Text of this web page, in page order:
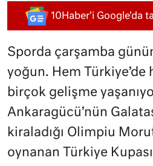
10Haber'i Google'da
Sporda çarşamba
yoğun. Hem Türkiye’de
birçok gelişme
Ankaragücü’nün
kiraladığı Olimpiu
oynanan Türkiye